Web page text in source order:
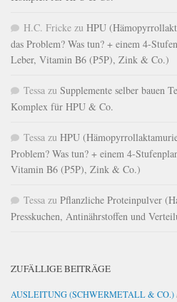
H.C. Fricke zu HPU
das Problem? Was tun? + einem 4-
Leber, Vitamin B6 (P5P), Zink & Co.)
Tessa zu Supplemente selber bauen
Komplex für HPU & Co.
Tessa zu HPU
Problem? Was tun? + einem 4-
Vitamin B6 (P5P), Zink & Co.)
Tessa zu Pflanzliche Proteinpulver
Presskuchen, Antinährstoffen und
ZUFÄLLIGE BEITRÄGE
AUSLEITUNG (SCHWERMETALL & CO.)